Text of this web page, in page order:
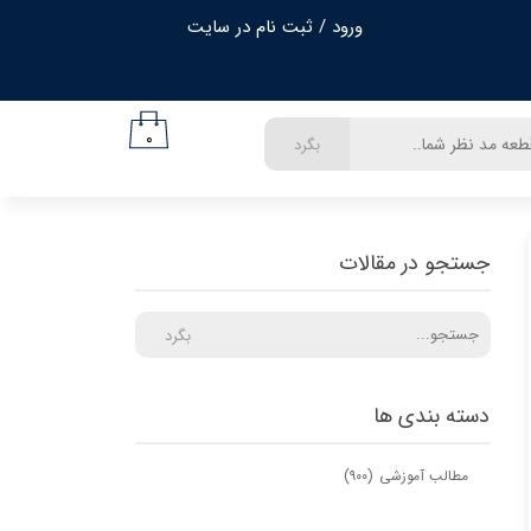
ورود / ثبت نام در سایت
تغییر گذر واژه
۰ بگرد
دسته بندی ها
مطالب آموزشی (۹۰۰)
جستجو در مقالات
بگرد